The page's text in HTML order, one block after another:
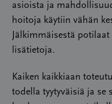
asioista ja
hoitoja käytiin vähän
Jälkimmäisestä
lisätietoja.
Kaiken kaikkiaan
todella tyytyväisiä ja se